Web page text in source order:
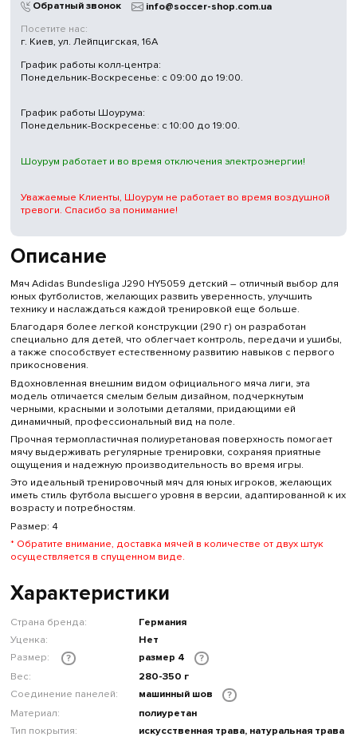
Описание
Мяч Adidas Bundesliga J290 HY5059 детский – отличный выбор для
юных футболистов, желающих развить уверенность, улучшить
технику и наслаждаться каждой тренировкой еще больше.
Благодаря более легкой конструкции (290 г) он разработан
специально для детей, что облегчает контроль, передачи и ушибы,
а также способствует естественному развитию навыков с первого
прикосновения.
Вдохновленная внешним видом официального мяча лиги, эта
модель отличается смелым белым дизайном, подчеркнутым
черными, красными и золотыми деталями, придающими ей
динамичный, профессиональный вид на поле.
Прочная термопластичная полиуретановая поверхность помогает
мячу выдерживать регулярные тренировки, сохраняя приятные
ощущения и надежную производительность во время игры.
Это идеальный тренировочный мяч для юных игроков, желающих
иметь стиль футбола высшего уровня в версии, адаптированной к их
возрасту и потребностям.
Размер: 4
* Обратите внимание, доставка мячей в количестве от двух штук
осуществляется в спущенном виде.
Характеристики
Страна бренда:
Германия
Уценка:
Нет
Размер:
? размер 4
?
Вес:
280-350 г
Соединение панелей:
машинный шов
?
Материал:
полиуретан
Тип покрытия:
искусственная трава, натуральная трава
Обратный звонок
info@soccer-shop.com.ua
Посетите нас:
г. Киев, ул. Лейпцигская, 16А
График работы колл-центра:
Понедельник-Воскресенье: с 09:00 до 19:00.
График работы Шоурума:
Понедельник-Воскресенье: с 10:00 до 19:00.
Шоурум работает и во время отключения электроэнергии!
Уважаемые Клиенты, Шоурум не работает во время воздушной
тревоги. Спасибо за понимание!